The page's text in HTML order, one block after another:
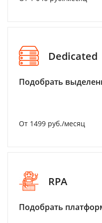
Dedicated
Подобрать
От 1499 руб./месяц
RPA
Подобрать